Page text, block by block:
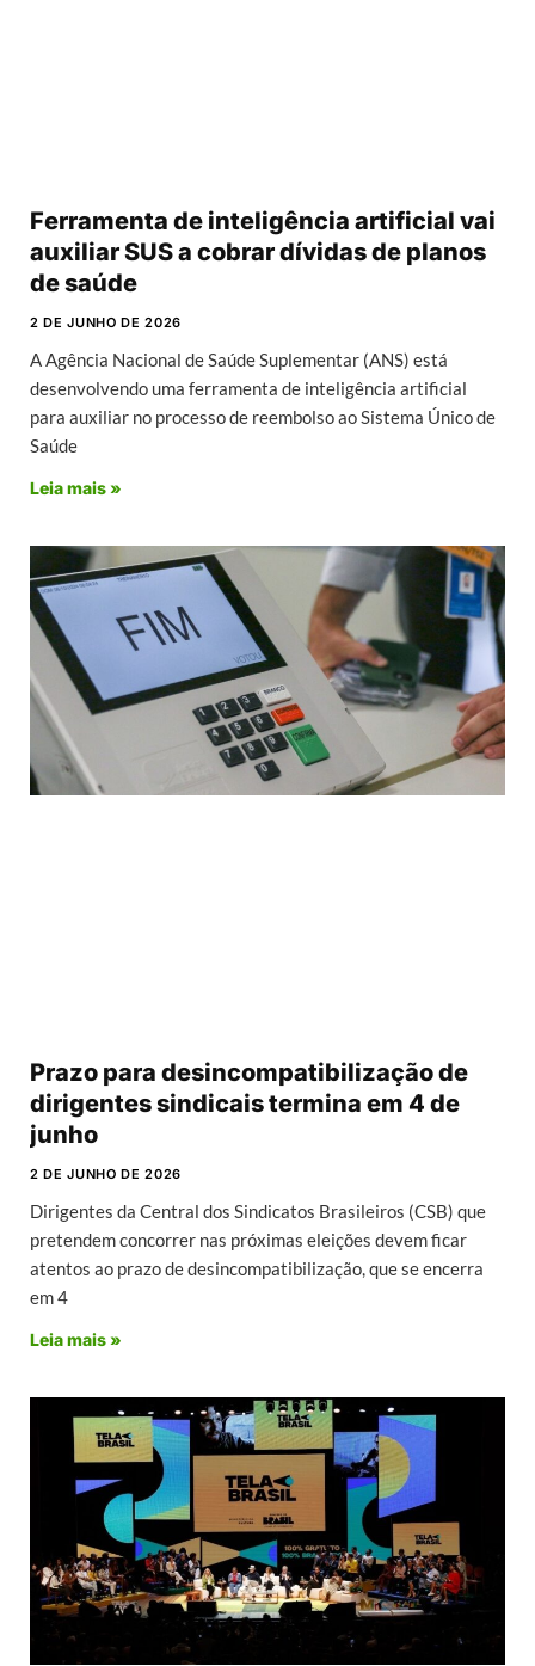
Ferramenta de inteligência artificial vai
auxiliar SUS a cobrar dívidas de planos
de saúde
2 DE JUNHO DE 2026
A Agência Nacional de Saúde Suplementar (ANS) está
desenvolvendo uma ferramenta de inteligência artificial
para auxiliar no processo de reembolso ao Sistema Único de
Saúde
Leia mais »
Prazo para desincompatibilização de
dirigentes sindicais termina em 4 de
junho
2 DE JUNHO DE 2026
Dirigentes da Central dos Sindicatos Brasileiros (CSB) que
pretendem concorrer nas próximas eleições devem ficar
atentos ao prazo de desincompatibilização, que se encerra
em 4
Leia mais »